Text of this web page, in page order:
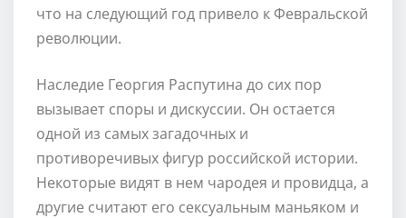
что на следующий год привело к Февральской
революции.
Наследие Георгия Распутина до сих пор
вызывает споры и дискуссии. Он остается
одной из самых загадочных и
противоречивых фигур российской истории.
Некоторые видят в нем чародея и провидца, а
другие считают его сексуальным маньяком и